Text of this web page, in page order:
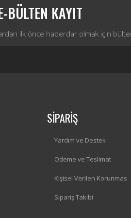
BÜLTEN KAYIT
ilk önce haberdar olmak için
SİPARİŞ
Yardım ve Destek
Ödeme ve Teslimat
Kişisel Verilen Korunmas
Sipariş Takibi